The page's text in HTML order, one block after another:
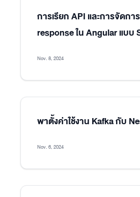
การเรียก API และการจัดกา
response ใน Angular แบบ
Nov. 8, 2024
พาตั้งค่าใช้งาน Kafka กับ
Nov. 6, 2024